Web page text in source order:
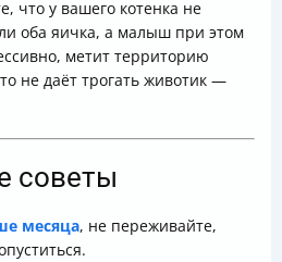
что у вашего котенка не
оба яичка, а малыш при этом
метит территорию
не даёт трогать животик —
советы
месяца, не переживайте,